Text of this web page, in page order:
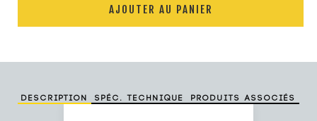
AJOUTER AU PANIER
Description Spéc. technique Produits associés